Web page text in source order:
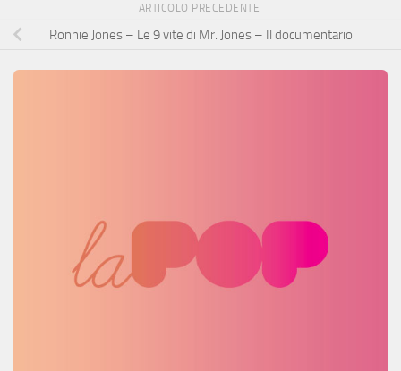
ARTICOLO PRECEDENTE
Ronnie Jones – Le 9 vite di Mr. Jones – Il documentario